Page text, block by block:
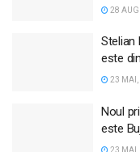
28
Stelian
este
23 MAI,
Noul
este
23 MAI,